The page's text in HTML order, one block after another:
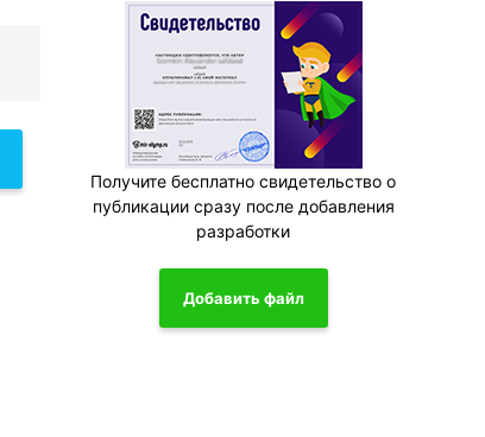
Получите бесплатно свидетельство о
публикации сразу после добавления
разработки
Добавить файл